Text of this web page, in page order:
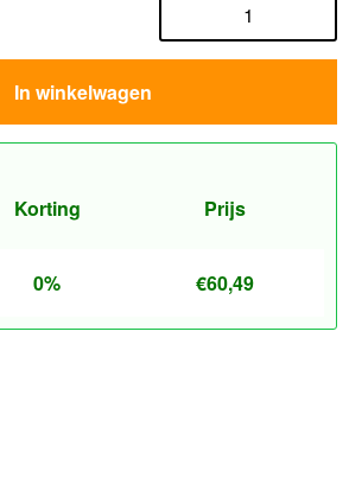
In winkelwagen
Korting Prijs
0% €60,49